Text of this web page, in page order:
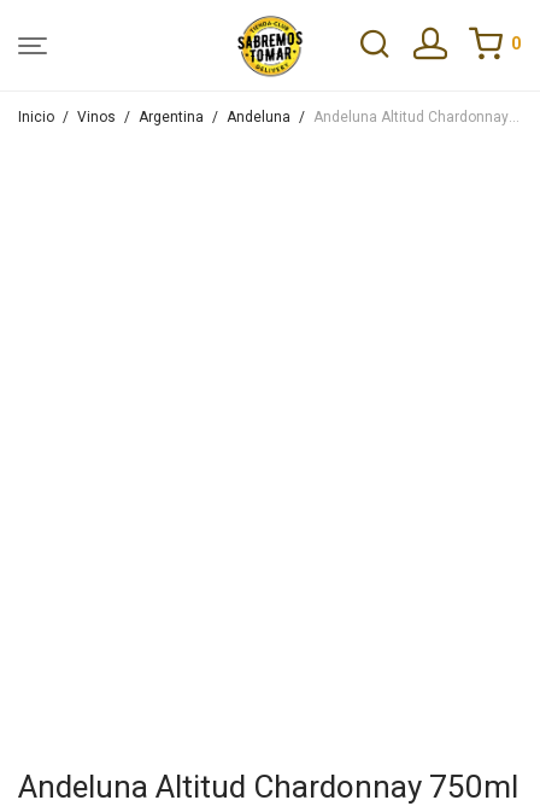
0
Inicio / Vinos / Argentina / Andeluna / Andeluna Altitud Chardonnay 750ml
Andeluna Altitud Chardonnay 750ml